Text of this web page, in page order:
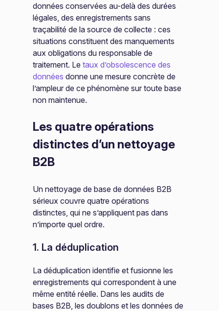
données conservées au-delà des durées
légales, des enregistrements sans
traçabilité de la source de collecte : ces
situations constituent des manquements
aux obligations du responsable de
traitement. Letaux d’obsolescence des
données donne une mesure concrète de
l’ampleur de ce phénomène sur toute base
non maintenue.
Les quatre opérations
distinctes d’un nettoyage
B2B
Un nettoyage de base de données B2B
sérieux couvre quatre opérations
distinctes, qui ne s’appliquent pas dans
n’importe quel ordre.
1. La déduplication
La déduplication identifie et fusionne les
enregistrements qui correspondent à une
même entité réelle. Dans les audits de
bases B2B, les doublons et les données de